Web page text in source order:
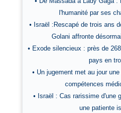
l'humanité par ses
• Israël :Rescapé de trois ans
Golani affronte
• Exode silencieux : près de
pays en
• Un jugement met au jour
compétences
• Israël : Cas rarissime d'une
une patiente